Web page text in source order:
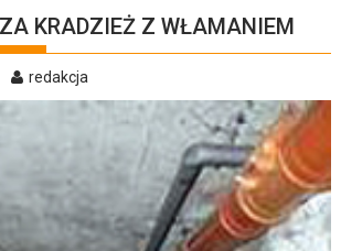
KRADZIEŻ Z WŁAMANIEM
redakcja